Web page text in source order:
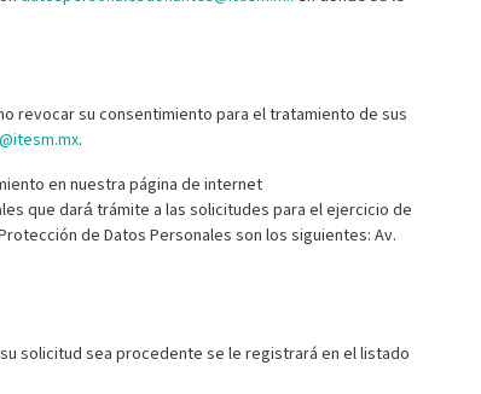
revocar su consentimiento para el tratamiento de sus
.
en nuestra página de internet
que dará́ trámite a las solicitudes para el ejercicio de
de Datos Personales son los siguientes: Av.
su solicitud sea procedente se le registrará en el listado